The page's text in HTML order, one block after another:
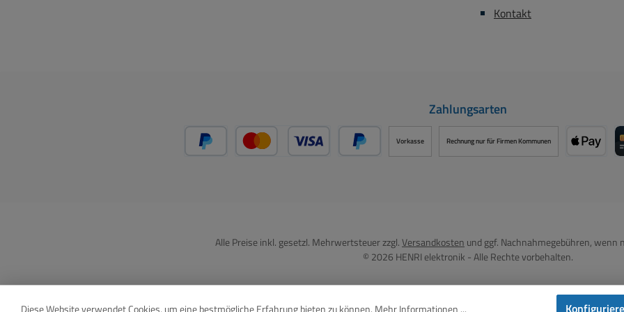
Kontakt
Zahlungsarten
Vorkasse Rechnung nur für Firmen Kommunen
Alle Preise inkl. gesetzl. Mehrwertsteuer zzgl.Versandkosten und ggf. Nachnahmegebühren, wenn
© 2026 HENRI elektronik - Alle Rechte vorbehalten.
Diese Website verwendet Cookies, um eine bestmögliche Erfahrung bieten zu können. Mehr Informationen ...